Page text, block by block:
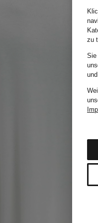
zu
Sie